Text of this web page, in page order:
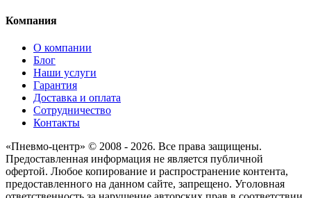
Компания
О компании
Блог
Наши услуги
Гарантия
Доставка и оплата
Сотрудничество
Контакты
«Пневмо-центр» © 2008 - 2026. Все права защищены.
Предоставленная информация не является публичной
офертой. Любое копирование и распространение контента,
предоставленного на данном сайте, запрещено. Уголовная